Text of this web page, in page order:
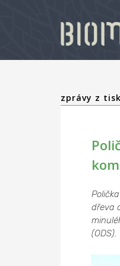
zprávy z
dřeva
(ODS).